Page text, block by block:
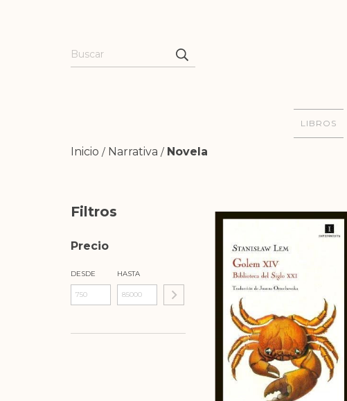
LIBROS
Inicio / Narrativa / Novela
Filtros
Precio
DESDE HASTA